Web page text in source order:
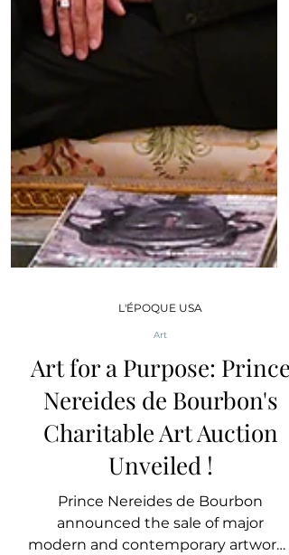
L'ÉPOQUE USA
Art for a Purpose: Prince
Nereides de Bourbon's